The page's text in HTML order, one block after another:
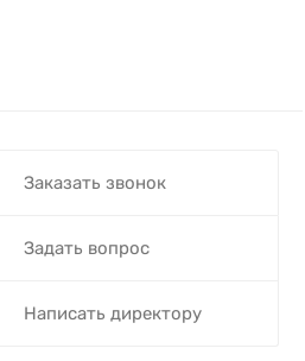
Заказать звонок
Задать вопрос
Написать директору